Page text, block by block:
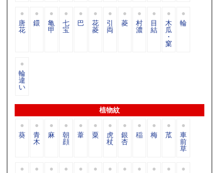
唐
花
鐶 亀
甲
七
宝
巴 花
菱
引
両
菱 村
濃
目
結
木
瓜
・
窠
輪
輪
違
い
植物紋
葵 青
木
麻 朝
顔
葦 粟 虎
杖
銀
杏
稲 梅 苽 車
前
草